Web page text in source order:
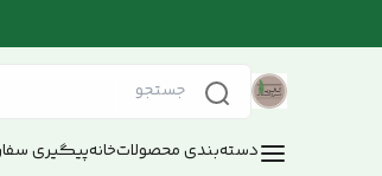
دسته‌بندی محصولاتخانهپیگیری